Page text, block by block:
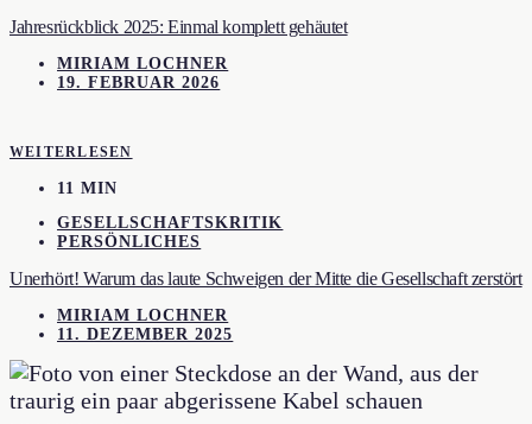
Jahresrückblick 2025: Einmal komplett gehäutet
MIRIAM LOCHNER
19. FEBRUAR 2026
WEITERLESEN
11 MIN
GESELLSCHAFTSKRITIK
PERSÖNLICHES
Unerhört! Warum das laute Schweigen der Mitte die Gesellschaft zerstört
MIRIAM LOCHNER
11. DEZEMBER 2025